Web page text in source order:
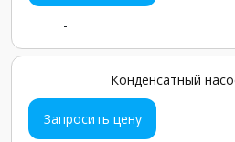
-
Конденсатный
Запросить цену